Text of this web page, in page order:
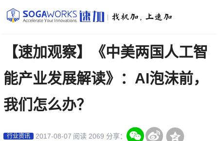
【速加观察】《中美两国人工智
能产业发展解读》：AI泡沫前，
我们怎么办？
行业资讯 2017-08-07 阅读 2069 分享：